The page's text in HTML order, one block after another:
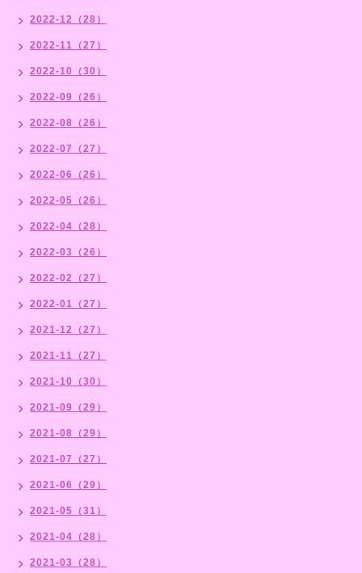
2022-12（28）
2022-11（27）
2022-10（30）
2022-09（26）
2022-08（26）
2022-07（27）
2022-06（26）
2022-05（26）
2022-04（28）
2022-03（26）
2022-02（27）
2022-01（27）
2021-12（27）
2021-11（27）
2021-10（30）
2021-09（29）
2021-08（29）
2021-07（27）
2021-06（29）
2021-05（31）
2021-04（28）
2021-03（28）